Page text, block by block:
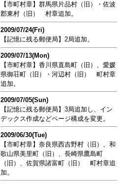
【市町村章】群馬県片品村（旧）・佐波
郡東村（旧） 村章追加。
2009/07/24(Fri)
【記憶に残る郵便局】2局追加。
2009/07/13(Mon)
【市町村章】香川県直島町（旧）、愛媛
県御荘町（旧）・河辺村（旧） 町村章
追加。
2009/07/05(Sun)
【記憶に残る郵便局】3局追加し、イン
デックス作成などページ構成を変更。
2009/06/30(Tue)
【市町村章】奈良県西吉野村（旧）、和
歌山県美里町（旧）、長崎県鷹島町
（旧）、佐賀県諸富町（旧） 町村章追
加。